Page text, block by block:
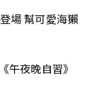
場 幫可愛海獺
午夜晚自習》